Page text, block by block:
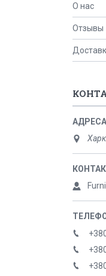
О нас
Отзывы